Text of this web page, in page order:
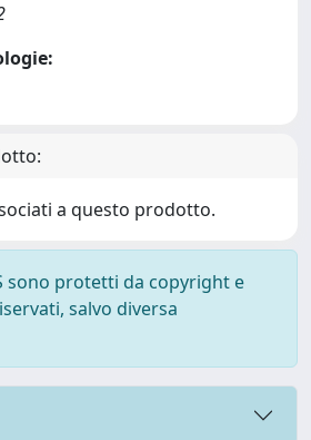
a questo prodotto.
sono protetti da copyright e
salvo diversa